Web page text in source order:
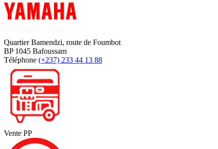
Quartier Bamendzi, route de Foumbot
BP 1045 Bafoussam
Téléphone (+237) 233 44 13 88
Vente PP